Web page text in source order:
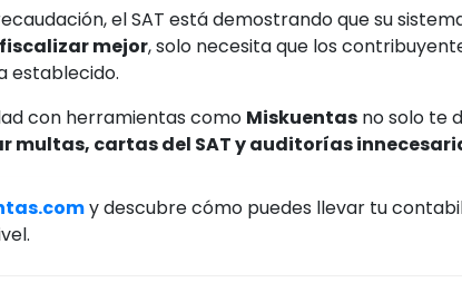
el SAT está demostrando que su
mejor, solo necesita que los
establecido.
con herramientas como Miskuentas no solo te
multas, cartas del SAT y auditorías
y descubre cómo puedes llevar tu